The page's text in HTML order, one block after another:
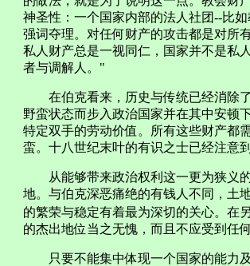
神圣性：一个国家内部的法人社团--比
强词夺理。对任何财产的攻击都是对所
私人财产总是一视同仁，国家并不是私
者与调解人。"
在伯克看来，历史与传统已经消除了
野蛮状态而步入政治国家并在其中安顿
特定双手的劳动价值。所有这些财产都
蛮。十八世纪末叶的有识之士已经注意
从能够带来政治权利这一更为狭义的
地。与伯克深恶痛绝的有钱人不同，土
的繁荣与稳定有着最为深切的关心。
的杰出地位当之无愧，而且不应受到任
只要不能集中体现一个国家的能力及